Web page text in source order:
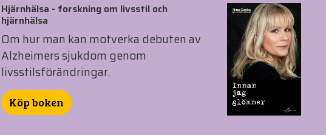
Hjärnhälsa - forskning om livsstil och
hjärnhälsa
Om hur man kan motverka debuten av
Alzheimers sjukdom genom
livsstilsförändringar.
Köp boken